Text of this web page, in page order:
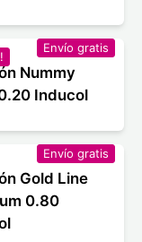
Envío gratis
Nummy
Inducol
Envío gratis
Gold Line
0.80